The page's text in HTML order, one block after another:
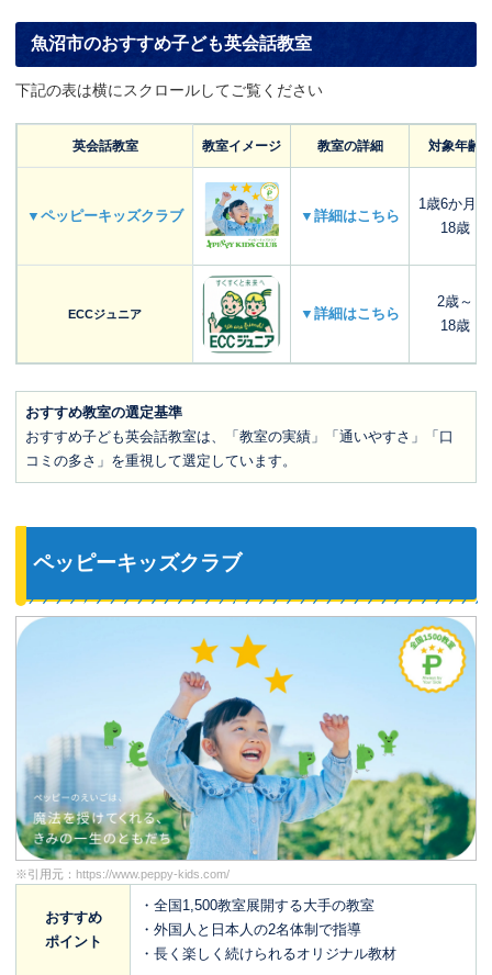
魚沼市のおすすめ子ども英会話教室
下記の表は横にスクロールしてご覧ください
英会話教室 教室イメージ 教室の詳細 対象年齢
▼ペッピーキッズクラブ ▼詳細はこちら
1歳6か月～
18歳
ECCジュニア ▼詳細はこちら
2歳～
18歳
おすすめ教室の選定基準
おすすめ子ども英会話教室は、「教室の実績」「通いやすさ」「口
コミの多さ」を重視して選定しています。
ペッピーキッズクラブ
※引用元： https://www.peppy-kids.com/
おすすめ
ポイント
・全国1,500教室展開する大手の教室
・外国人と日本人の2名体制で指導
・長く楽しく続けられるオリジナル教材